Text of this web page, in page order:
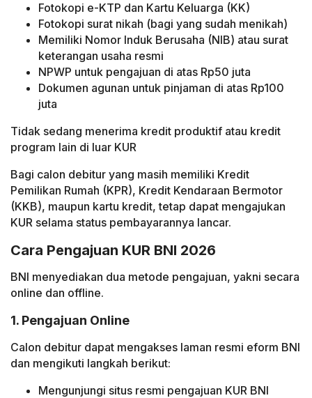
Fotokopi e-KTP dan Kartu Keluarga (KK)
Fotokopi surat nikah (bagi yang sudah menikah)
Memiliki Nomor Induk Berusaha (NIB) atau surat
keterangan usaha resmi
NPWP untuk pengajuan di atas Rp50 juta
Dokumen agunan untuk pinjaman di atas Rp100
juta
Tidak sedang menerima kredit produktif atau kredit
program lain di luar KUR
Bagi calon debitur yang masih memiliki Kredit
Pemilikan Rumah (KPR), Kredit Kendaraan Bermotor
(KKB), maupun kartu kredit, tetap dapat mengajukan
KUR selama status pembayarannya lancar.
Cara Pengajuan KUR BNI 2026
BNI menyediakan dua metode pengajuan, yakni secara
online dan offline.
1. Pengajuan Online
Calon debitur dapat mengakses laman resmi eform BNI
dan mengikuti langkah berikut:
Mengunjungi situs resmi pengajuan KUR BNI